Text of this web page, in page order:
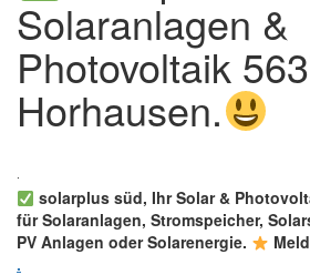
Solaranlagen &
Photovoltaik
Horhausen.
solarplus süd, Ihr Solar &
für Solaranlagen, Stromspeicher,
PV Anlagen oder Solarenergie.
.